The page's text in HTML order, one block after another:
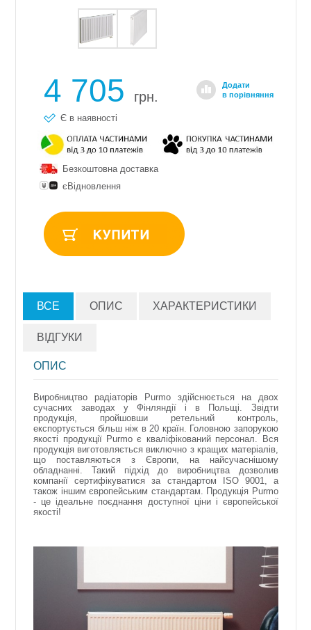
4 705 грн.
Додати
в порівняння
Є в наявності
Безкоштовна доставка
єВідновлення
ВСЕ ОПИС ХАРАКТЕРИСТИКИ
ВІДГУКИ
ОПИС
Виробництво радіаторів Purmo здійснюється на двох
сучасних заводах у Фінляндії і в Польщі. Звідти
продукція, пройшовши ретельний контроль,
експортується більш ніж в 20 країн. Головною запорукою
якості продукції Purmo є кваліфікований персонал. Вся
продукція виготовляється виключно з кращих матеріалів,
що поставляються з Європи, на найсучаснішому
обладнанні. Такий підхід до виробництва дозволив
компанії сертифікуватися за стандартом ISO 9001, а
також іншим європейським стандартам. Продукція Purmo
- це ідеальне поєднання доступної ціни і європейської
якості!